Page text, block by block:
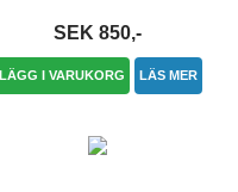
SEK 850,-
LÄGG I VARUKORG LÄS MER